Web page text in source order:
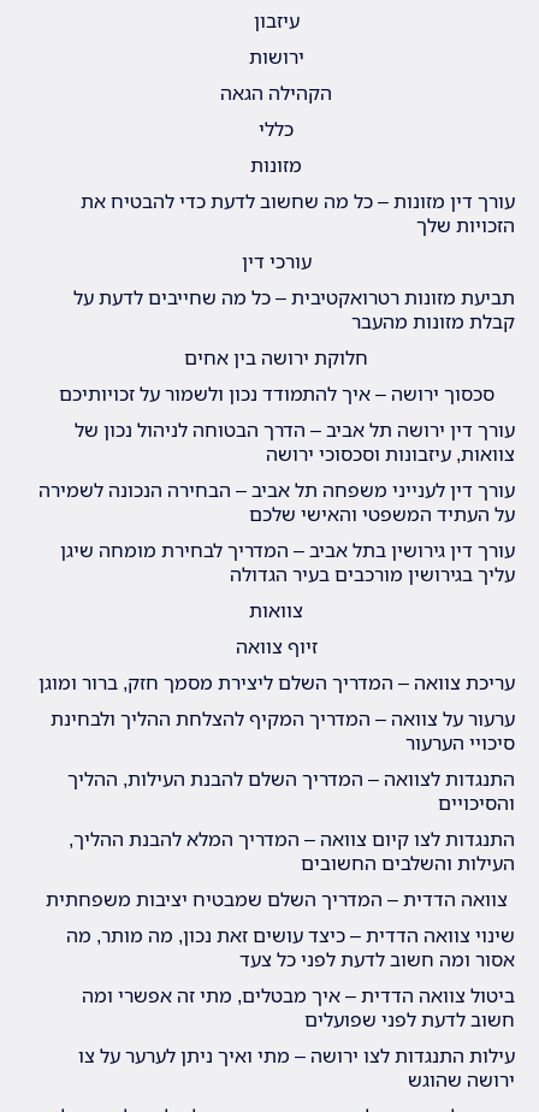
עיזבון
ירושות
הקהילה הגאה
כללי
מזונות
עורך דין מזונות – כל מה שחשוב לדעת כדי להבטיח את
הזכויות שלך
עורכי דין
תביעת מזונות רטרואקטיבית – כל מה שחייבים לדעת על
קבלת מזונות מהעבר
חלוקת ירושה בין אחים
סכסוך ירושה – איך להתמודד נכון ולשמור על זכויותיכם
עורך דין ירושה תל אביב – הדרך הבטוחה לניהול נכון של
צוואות, עיזבונות וסכסוכי ירושה
עורך דין לענייני משפחה תל אביב – הבחירה הנכונה לשמירה
על העתיד המשפטי והאישי שלכם
עורך דין גירושין בתל אביב – המדריך לבחירת מומחה שיגן
עליך בגירושין מורכבים בעיר הגדולה
צוואות
זיוף צוואה
עריכת צוואה – המדריך השלם ליצירת מסמך חזק, ברור ומוגן
ערעור על צוואה – המדריך המקיף להצלחת ההליך ולבחינת
סיכויי הערעור
התנגדות לצוואה – המדריך השלם להבנת העילות, ההליך
והסיכויים
התנגדות לצו קיום צוואה – המדריך המלא להבנת ההליך,
העילות והשלבים החשובים
צוואה הדדית – המדריך השלם שמבטיח יציבות משפחתית
שינוי צוואה הדדית – כיצד עושים זאת נכון, מה מותר, מה
אסור ומה חשוב לדעת לפני כל צעד
ביטול צוואה הדדית – איך מבטלים, מתי זה אפשרי ומה
חשוב לדעת לפני שפועלים
עילות התנגדות לצו ירושה – מתי ואיך ניתן לערער על צו
ירושה שהוגש